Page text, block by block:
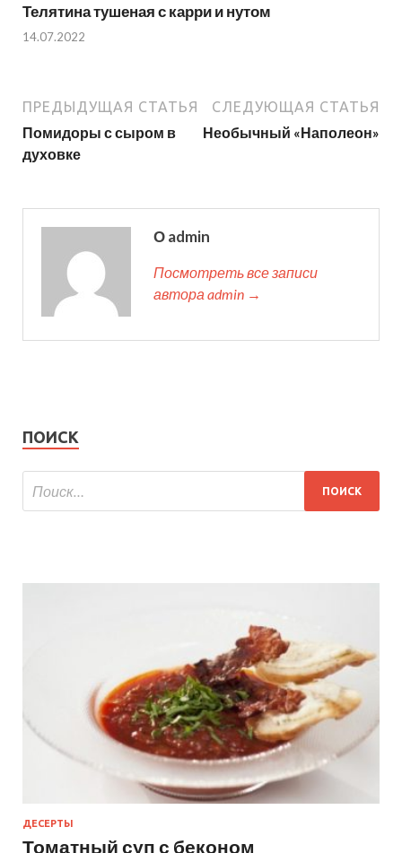
Телятина тушеная с карри и нутом
14.07.2022
ПРЕДЫДУЩАЯ СТАТЬЯ
Помидоры с сыром в
духовке
СЛЕДУЮЩАЯ СТАТЬЯ
Необычный «Наполеон»
О admin
Посмотреть все записи
автора admin →
ПОИСК
ДЕСЕРТЫ
Томатный суп с беконом